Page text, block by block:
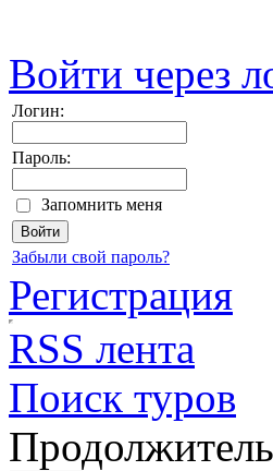
Войти через
Логин:
Пароль:
Запомнить меня
Забыли свой пароль?
Регистрация
RSS лента
Поиск туров